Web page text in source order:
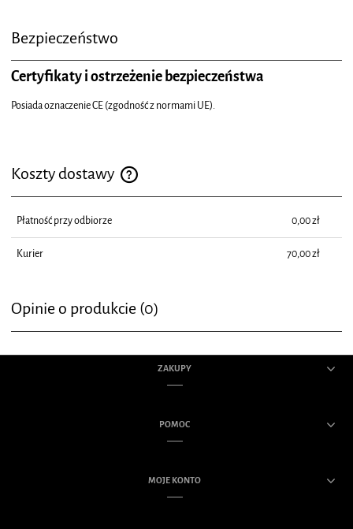
Bezpieczeństwo
Certyfikaty i ostrzeżenie bezpieczeństwa
Posiada oznaczenie CE (zgodność z normami UE).
Koszty dostawy
Cena nie zawiera ewentualnych kosztów płatności
Płatność przy odbiorze 0,00 zł
Kurier 70,00 zł
Opinie o produkcie (0)
ZAKUPY
POMOC
MOJE KONTO